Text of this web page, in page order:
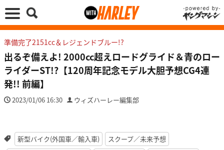
準備完了2151cc＆レジェンドブルー!?
出るぞ備えよ! 2000cc超えロードグライド＆青のロー
ライダーST!?【120周年記念モデル大胆予想CG4連
発!! 前編】
2023/01/06 16:30 ウィズハーレー編集部
新型バイク(外国車／輸入車)
スクープ／未来予想